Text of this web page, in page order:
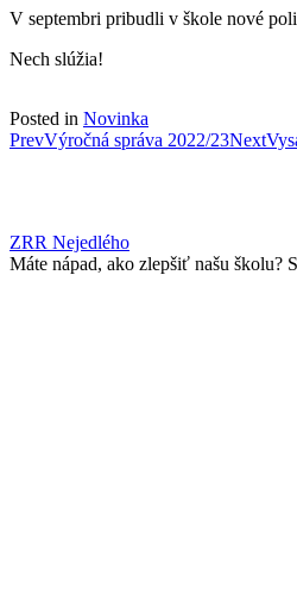
V septembri pribudli v škole nové
Nech slúžia!
Posted in Novinka
Post
PrevVýročná správa 2022/23Next
ZRR Nejedlého
Máte nápad, ako zlepšiť našu školu?